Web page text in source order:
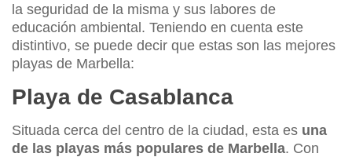
la seguridad de la misma y sus labores de
educación ambiental. Teniendo en cuenta este
distintivo, se puede decir que estas son las mejores
playas de Marbella:
Playa de Casablanca
Situada cerca del centro de la ciudad, esta es una
de las playas más populares de Marbella. Con